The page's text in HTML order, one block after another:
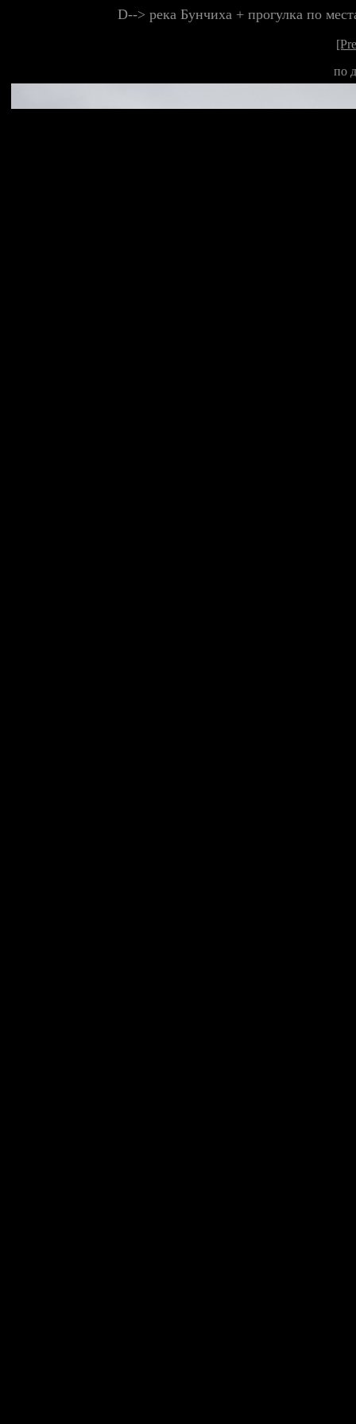
D--> река Бунчиха + прогулка по
по